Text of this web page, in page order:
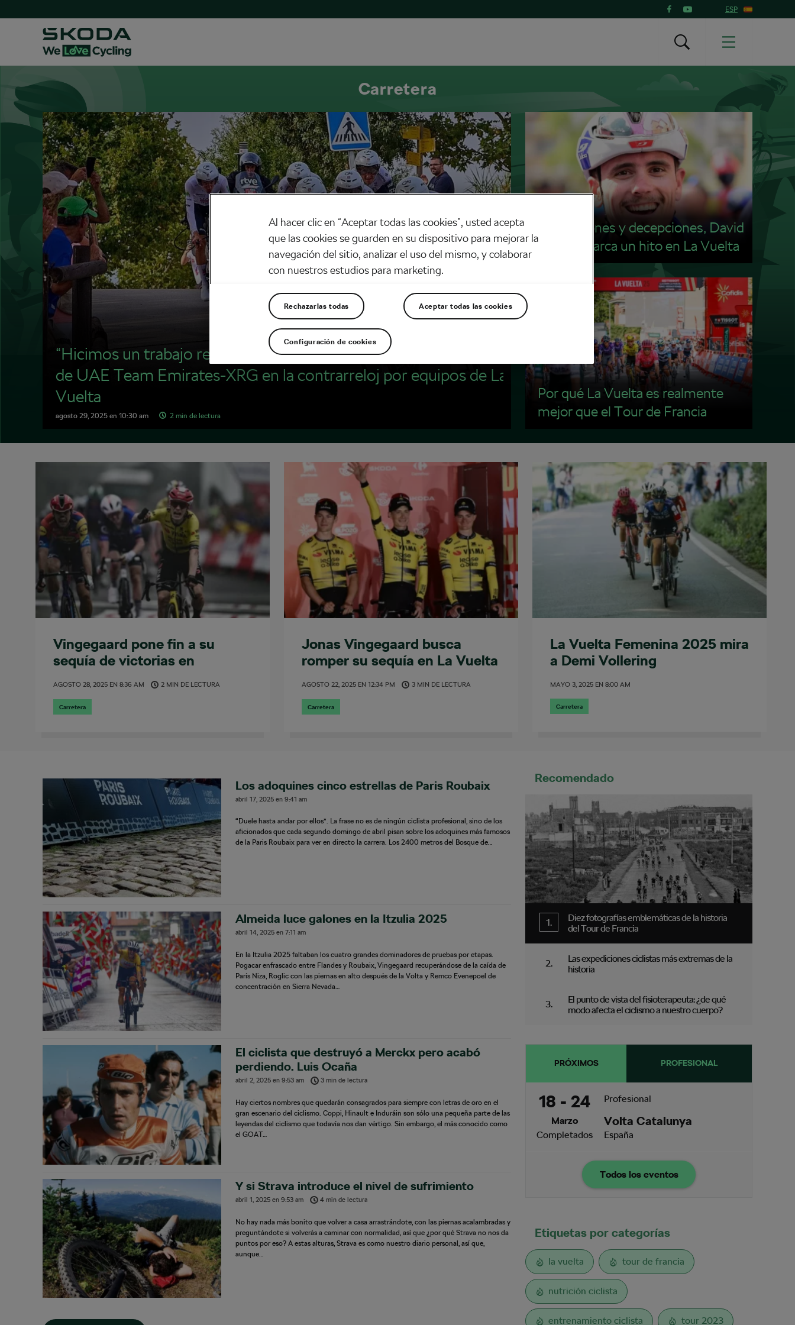
ESP
Carretera
“Hicimos un trabajo realmente perfecto”: Almeida tras la victoria
de UAE Team Emirates-XRG en la contrarreloj por equipos de La
Vuelta
agosto 29, 2025 en10:30 am 2 min de lectura
Tras lesiones y decepciones, David
Gaudu marca un hito en La Vuelta
Por qué La Vuelta es realmente
mejor que el Tour de Francia
Vingegaard pone fin a su
sequía de victorias en
Grandes Vueltas con un
triunfo muy trabajado en la
segunda etapa
AGOSTO 28, 2025 EN 8:36 AM 2 MIN DE LECTURA
Carretera
Jonas Vingegaard busca
romper su sequía en La Vuelta
AGOSTO 22, 2025 EN 12:34 PM 3 MIN DE LECTURA
Carretera
La Vuelta Femenina 2025 mira
a Demi Vollering
MAYO 3, 2025 EN 8:00 AM
Carretera
Los adoquines cinco estrellas de Paris Roubaix
abril 17, 2025 en9:41 am
“Duele hasta andar por ellos”. La frase no es de ningún ciclista profesional, sino de los
aficionados que cada segundo domingo de abril pisan sobre los adoquines más famosos
de la Paris Roubaix para ver en directo la carrera. Los 2400 metros del Bosque de…
Almeida luce galones en la Itzulia 2025
abril 14, 2025 en7:11 am
En la Itzulia 2025 faltaban los cuatro grandes dominadores de pruebas por etapas.
Pogacar enfrascado entre Flandes y Roubaix, Vingegaard recuperándose de la caída de
París Niza, Roglic con las piernas en alto después de la Volta y Remco Evenepoel de
concentración en Sierra Nevada…
El ciclista que destruyó a Merckx pero acabó
perdiendo. Luis Ocaña
abril 2, 2025 en9:53 am 3 min de lectura
Hay ciertos nombres que quedarán consagrados para siempre con letras de oro en el
gran escenario del ciclismo. Coppi, Hinault e Induráin son sólo una pequeña parte de las
leyendas del ciclismo que todavía nos dan vértigo. Sin embargo, el más conocido como
el GOAT…
Y si Strava introduce el nivel de sufrimiento
abril 1, 2025 en9:53 am 4 min de lectura
No hay nada más bonito que volver a casa arrastrándote, con las piernas acalambradas y
preguntándote si volverás a caminar con normalidad, así que ¿por qué Strava no nos da
puntos por eso? A estas alturas, Strava es como nuestro diario personal, así que,
aunque…
Recomendado
Diez fotografías emblemáticas de la historia
del Tour de Francia
Las expediciones ciclistas más extremas de la
historia
El punto de vista del fisioterapeuta: ¿de qué
modo afecta el ciclismo a nuestro cuerpo?
PRÓXIMOS PROFESIONAL
18 - 24
Marzo
Completados
Profesional
Volta Catalunya
España
Todos los eventos
Etiquetas por categorías
la vuelta tour de francia
nutrición ciclista
entrenamiento ciclista tour 2023
Al hacer clic en “Aceptar todas las cookies”, usted acepta
que las cookies se guarden en su dispositivo para mejorar la
navegación del sitio, analizar el uso del mismo, y colaborar
con nuestros estudios para marketing.
Rechazarlas todas Aceptar todas las cookies
Configuración de cookies